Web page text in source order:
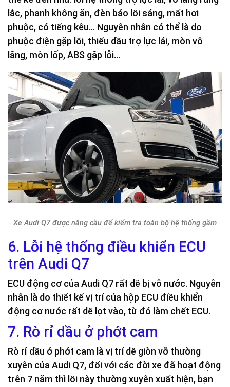
lắc, phanh không ăn, đèn báo lỗi sáng, mất hơi
phuộc, có tiếng kêu… Nguyên nhân có thể là do
phuộc điện gặp lỗi, thiếu dầu trợ lực lái, mòn vô
lăng, mòn lốp, ABS gặp lỗi…
Xe Audi Q7 được nâng cầu để kiểm tra toàn bộ hệ thống gầm
6. Lỗi hệ thống điều khiển ECU
trên Audi Q7
ECU động cơ của Audi Q7 rất dễ bị vô nước. Nguyên
nhân là do thiết kế vị trí của hộp ECU điều khiển
động cơ nước rất dễ lọt vào, từ đó làm chết ECU.
7. Rò rỉ dầu ở phớt cam
Rò rỉ dầu ở phớt cam là vị trí dễ giòn vỡ thường
xuyên của Audi Q7, đối với các đời xe đã hoạt động
trên 7 năm thì lỗi này thường xuyên xuất hiện, bạn